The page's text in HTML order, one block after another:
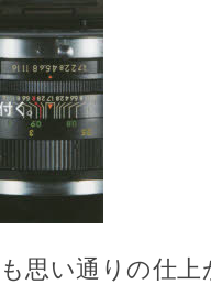
思い通りの仕